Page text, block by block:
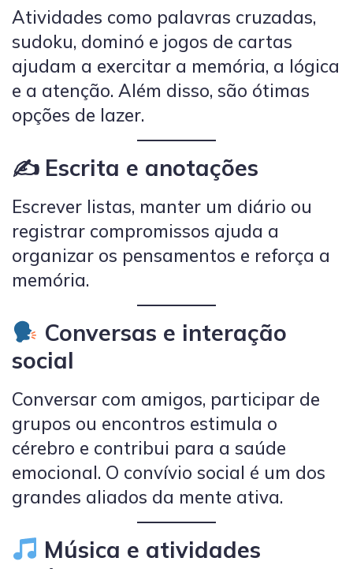
Atividades como palavras cruzadas,
sudoku, dominó e jogos de cartas
ajudam a exercitar a memória, a lógica
e a atenção. Além disso, são ótimas
opções de lazer.
✍️ Escrita e anotações
Escrever listas, manter um diário ou
registrar compromissos ajuda a
organizar os pensamentos e reforça a
memória.
Conversas e interação
social
Conversar com amigos, participar de
grupos ou encontros estimula o
cérebro e contribui para a saúde
emocional. O convívio social é um dos
grandes aliados da mente ativa.
Música e atividades